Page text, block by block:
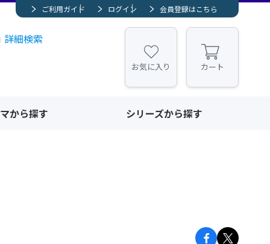
ご利用ガイド ログイン 会員登録はこちら
詳細検索
お気に入り カート
から探す シリーズから探す